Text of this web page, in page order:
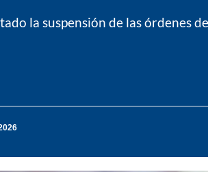
la suspensión de las órdenes